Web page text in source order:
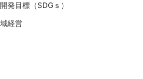
発目標（SDGｓ）
経営